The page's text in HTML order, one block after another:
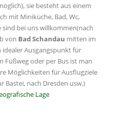
sie besteht aus einem
mit Miniküche, Bad, Wc,
sind bei uns willkommen(nach
von Bad Schandau mitten im
Ausgangspunkt für
Fußweg oder per Bus ist man
Möglichkeiten für Ausflugziele
Bastei, nach Dresden usw.)
Lage